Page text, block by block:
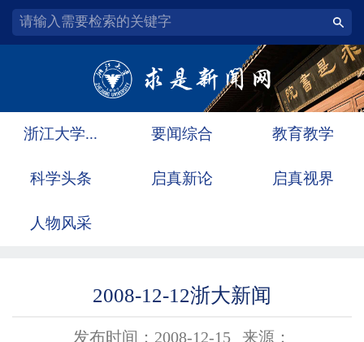
浙江大学... 要闻综合 教育教学
科学头条 启真新论 启真视界
人物风采
2008-12-12浙大新闻
发布时间：2008-12-15 来源：